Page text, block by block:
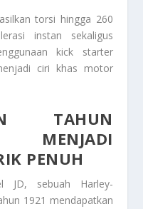
torsi hingga 260
instan sekaligus
kick starter
ciri khas motor
TAHUN
MENJADI
PENUH
JD, sebuah Harley-
1921 mendapatkan